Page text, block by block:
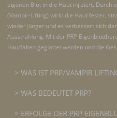
eigenen Blut in die Haut injiziert. Durch
(Vampir-Lifting) wirkt die Haut fester,
wieder jünger und es verbessert sich
Ausstrahlung. Mit der PRP-
Hautfalten geglättet werden und die
WAS IST PRP/VAMPIR
WAS BEDEUTET PRP?
ERFOLGE DER PRP-